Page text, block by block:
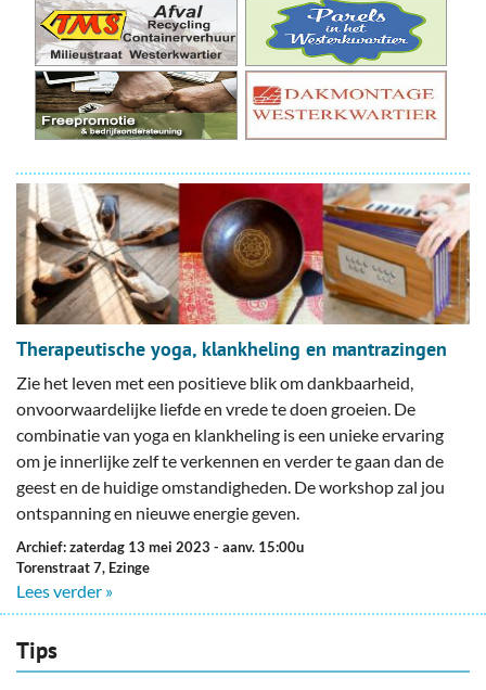
Therapeutische yoga, klankheling en mantrazingen
Zie het leven met een positieve blik om dankbaarheid,
onvoorwaardelijke liefde en vrede te doen groeien. De
combinatie van yoga en klankheling is een unieke ervaring
om je innerlijke zelf te verkennen en verder te gaan dan de
geest en de huidige omstandigheden. De workshop zal jou
ontspanning en nieuwe energie geven.
Archief: zaterdag 13 mei 2023 - aanv. 15:00u
Torenstraat 7, Ezinge
Lees verder »
Tips